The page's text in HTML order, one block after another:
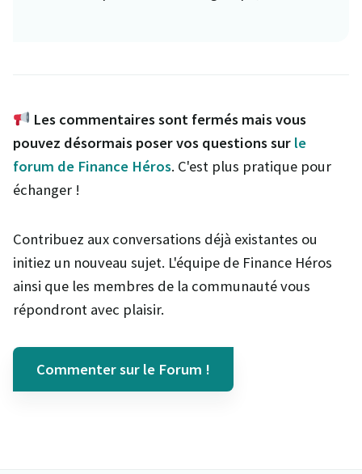
Les commentaires sont fermés mais vous
pouvez désormais poser vos questions sur le
forum de Finance Héros. C'est plus pratique pour
échanger !
Contribuez aux conversations déjà existantes ou
initiez un nouveau sujet. L'équipe de Finance Héros
ainsi que les membres de la communauté vous
répondront avec plaisir.
Commenter sur le Forum !